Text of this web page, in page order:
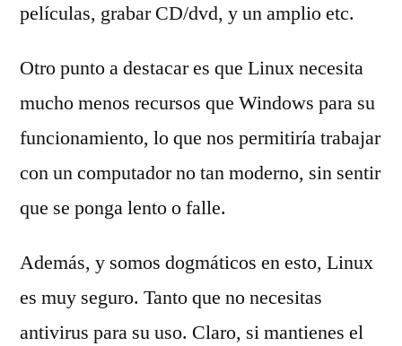
películas, grabar CD/dvd, y un amplio etc.
Otro punto a destacar es que Linux necesita
mucho menos recursos que Windows para su
funcionamiento, lo que nos permitiría trabajar
con un computador no tan moderno, sin sentir
que se ponga lento o falle.
Además, y somos dogmáticos en esto, Linux
es muy seguro. Tanto que no necesitas
antivirus para su uso. Claro, si mantienes el